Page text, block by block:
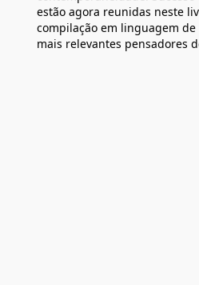
estão agora reunidas neste
compilação em linguagem
mais relevantes pensadores